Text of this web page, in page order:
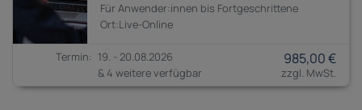
Anwender:innen bis Fortgeschrittene
19. - 20.08.2026
& 4 weitere verfügbar
985,00 €